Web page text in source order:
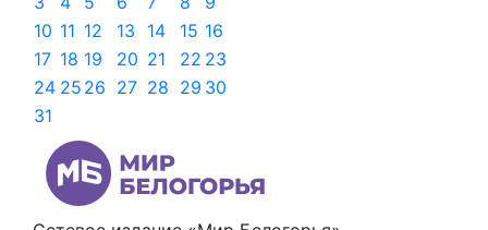
10 11 12 13 14 15 16
17 18 19 20 21 22 23
24 25 26 27 28 29 30
31